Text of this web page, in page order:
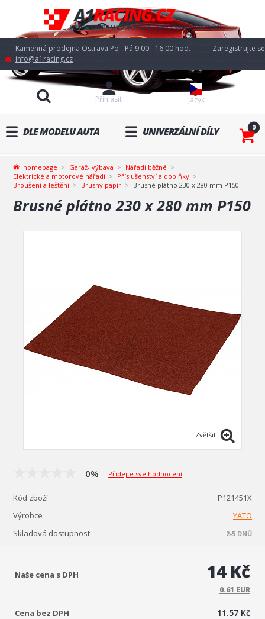
Kamenná prodejna Ostrava Po - Pá 9:00 - 16:00 hod.
info@a1racing.cz
Jazyk
Přihlásit
Zaregistrujte se
DLE MODELU AUTA UNIVERZÁLNÍ DÍLY 0
homepage Garáž- výbava
Nářadí běžné
Elektrické a motorové nářadí
Příslušenství a doplňky
Broušení a leštění
Brusný papír Brusné plátno 230 x 280 mm P150
Brusné plátno 230 x 280 mm P150
Zvětšit
0% Přidejte své hodnocení
Kód zboží
P121451X
Výrobce
YATO
Skladová dostupnost
2-5 DNŮ
Naše cena s DPH 14 Kč
0.61 EUR
Cena bez DPH 11.57 Kč